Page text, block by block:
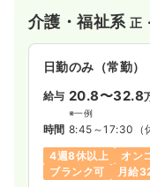
大切にした施設です。
介護・福祉系正
日勤のみ（常勤）
給与 20.8〜32.8
※一例
時間 8:45～17:30
4週8休以上
オン
ブランク可
月給